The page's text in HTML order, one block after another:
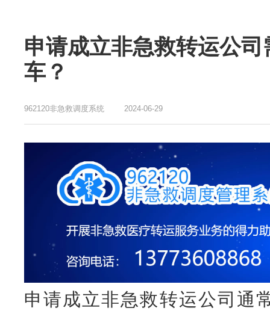
申请成立非急救转运公
车？
962120非急救调度系统 2024-06-29
申请成立非急救转运公司通